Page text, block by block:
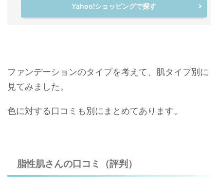
Yahoo!ショッピングで探す
ファンデーションのタイプを考えて、肌タイプ別に
見てみました。
色に対する口コミも別にまとめてあります。
脂性肌さんの口コミ（評判）